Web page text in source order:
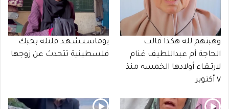
وهبتهم لله هكذا قالت
الحاجة أم عبداللطيف غنام
لارتـقـاء أولادها الخمسه منذ
٧ أكتوبر
يوماسـتـشـهـد قلتله بحبك
فلسطينية تتحدث عن زوجها